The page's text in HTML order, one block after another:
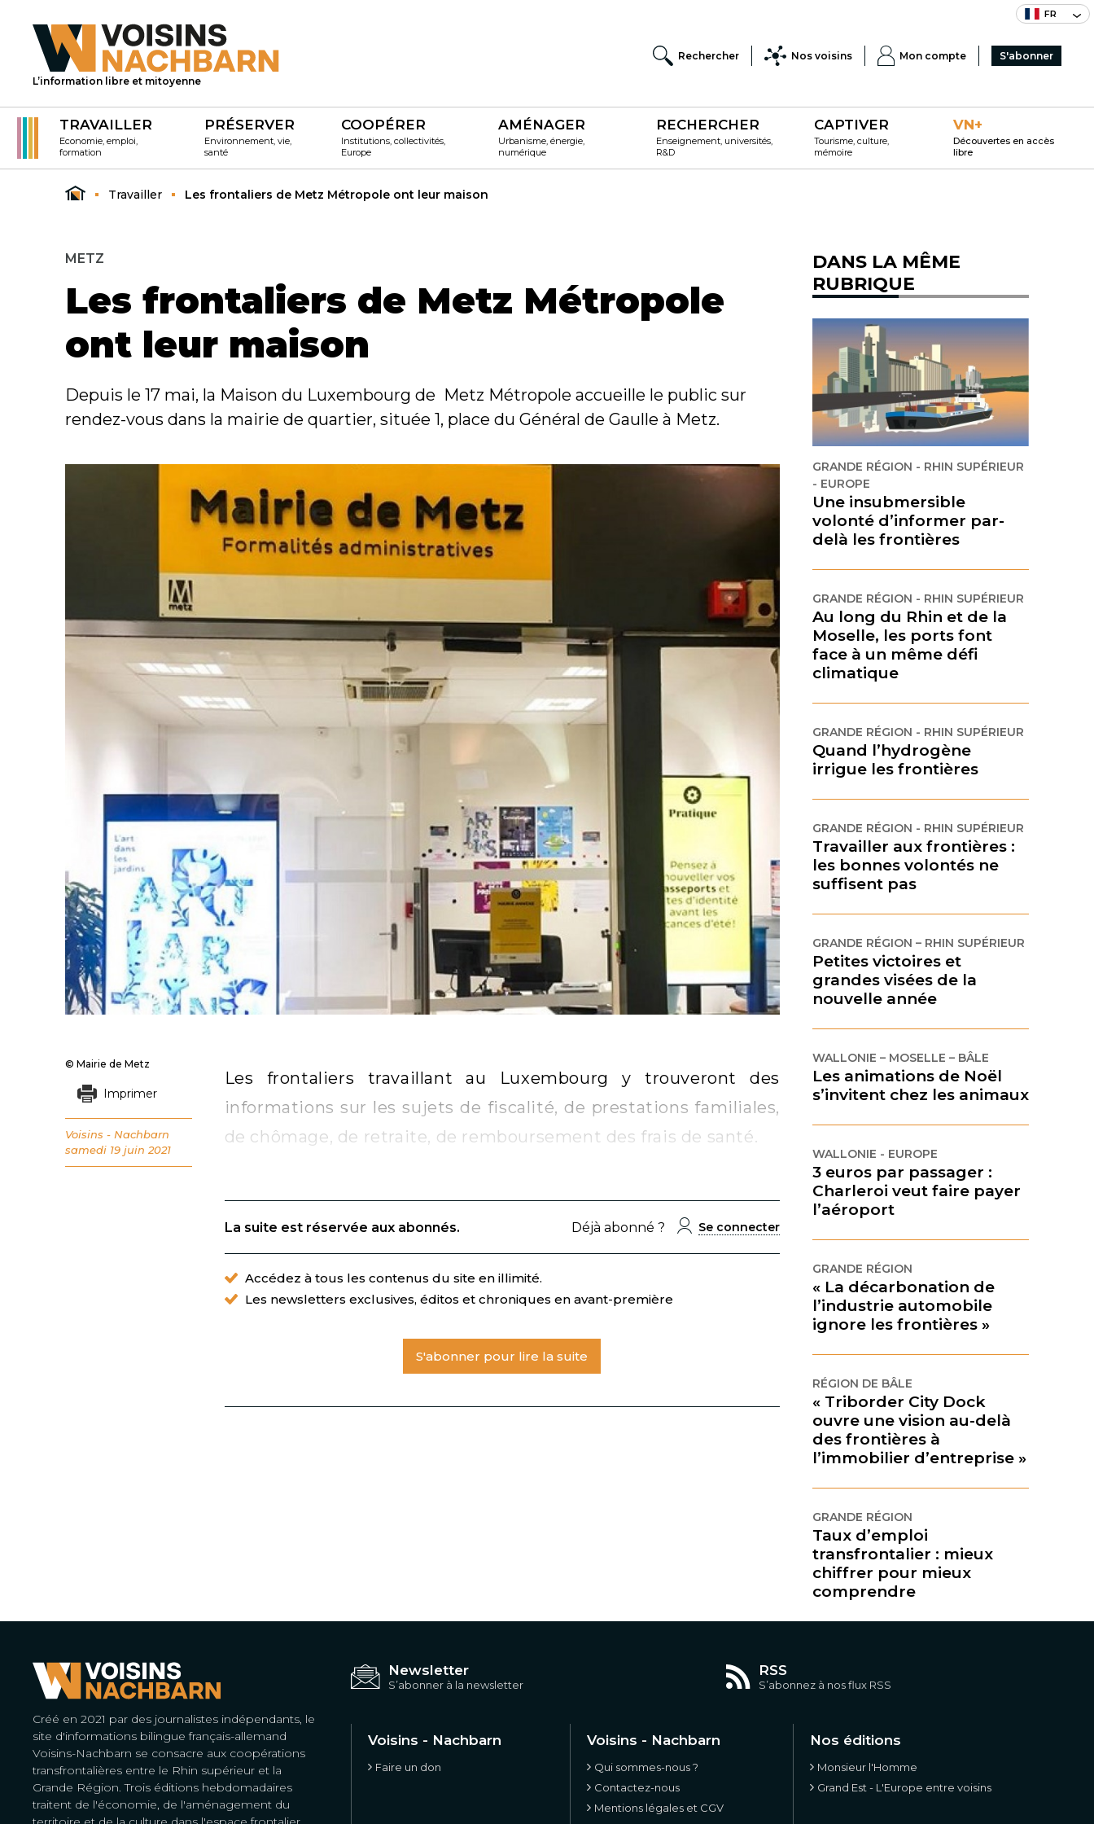
FR
L’information libre et mitoyenne
Rechercher Nos voisins Mon compte S'abonner
TRAVAILLER
Economie, emploi,
formation
PRÉSERVER
Environnement, vie,
santé
COOPÉRER
Institutions, collectivités,
Europe
AMÉNAGER
Urbanisme, énergie,
numérique
RECHERCHER
Enseignement, universités,
R&D
CAPTIVER
Tourisme, culture,
mémoire
VN+
Découvertes en accès
libre
Travailler Les frontaliers de Metz Métropole ont leur maison
METZ
Les frontaliers de Metz Métropole
ont leur maison
Depuis le 17 mai, la Maison du Luxembourg de Metz Métropole accueille le public sur
rendez-vous dans la mairie de quartier, située 1, place du Général de Gaulle à Metz.
Les frontaliers travaillant au Luxembourg y trouveront des
informations sur les sujets de fiscalité, de prestations familiales,
de chômage, de retraite, de remboursement des frais de santé.
La suite est réservée aux abonnés. Déjà abonné ? Se connecter
Accédez à tous les contenus du site en illimité.
Les newsletters exclusives, éditos et chroniques en avant-première
S'abonner pour lire la suite
© Mairie de Metz
Imprimer
Voisins - Nachbarn
samedi 19 juin 2021
DANS LA MÊME
RUBRIQUE
GRANDE RÉGION - RHIN SUPÉRIEUR
- EUROPE
Une insubmersible
volonté d’informer par-
delà les frontières
GRANDE RÉGION - RHIN SUPÉRIEUR
Au long du Rhin et de la
Moselle, les ports font
face à un même défi
climatique
GRANDE RÉGION - RHIN SUPÉRIEUR
Quand l’hydrogène
irrigue les frontières
GRANDE RÉGION - RHIN SUPÉRIEUR
Travailler aux frontières :
les bonnes volontés ne
suffisent pas
GRANDE RÉGION – RHIN SUPÉRIEUR
Petites victoires et
grandes visées de la
nouvelle année
WALLONIE – MOSELLE – BÂLE
Les animations de Noël
s’invitent chez les animaux
WALLONIE - EUROPE
3 euros par passager :
Charleroi veut faire payer
l’aéroport
GRANDE RÉGION
« La décarbonation de
l’industrie automobile
ignore les frontières »
RÉGION DE BÂLE
« Triborder City Dock
ouvre une vision au-delà
des frontières à
l’immobilier d’entreprise »
GRANDE RÉGION
Taux d’emploi
transfrontalier : mieux
chiffrer pour mieux
comprendre
Créé en 2021 par des journalistes indépendants, le
site d'informations bilingue français-allemand
Voisins-Nachbarn se consacre aux coopérations
transfrontalières entre le Rhin supérieur et la
Grande Région. Trois éditions hebdomadaires
traitent de l'économie, de l'aménagement du
Newsletter
S’abonner à la newsletter
RSS
S’abonnez à nos flux RSS
Voisins - Nachbarn
Faire un don
Voisins - Nachbarn
Qui sommes-nous ?
Contactez-nous
Mentions légales et CGV
Nos éditions
Monsieur l'Homme
Grand Est - L'Europe entre voisins